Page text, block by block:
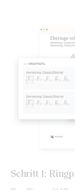
Schritt 1: